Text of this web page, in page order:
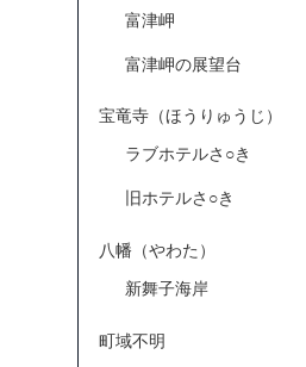
富津岬
富津岬の展望台
宝竜寺（ほうりゅうじ）
ラブホテルさ○き
旧ホテルさ○き
八幡（やわた）
新舞子海岸
町域不明